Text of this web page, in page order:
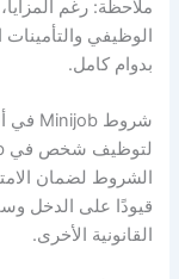
الوظيفي والتأمينات
بدوام كامل.
شروط Minijob في ألمانيا
الشروط لضمان
قيودًا على الدخل
القانونية الأخرى.